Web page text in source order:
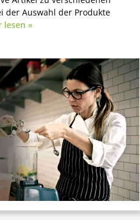
der Auswahl der Produkte
lesen »